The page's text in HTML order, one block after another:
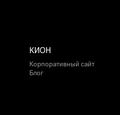
КИОН
Корпоративный сайт
Блог